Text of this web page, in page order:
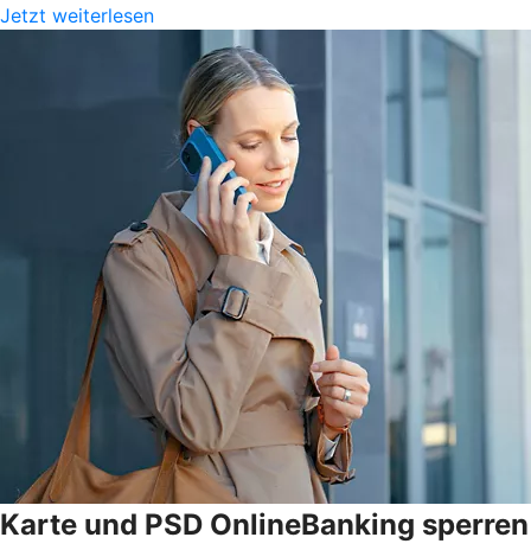
Jetzt weiterlesen
Karte und PSD OnlineBanking sperren